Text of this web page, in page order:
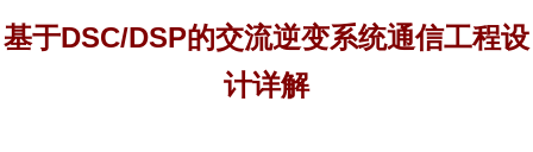
基于DSC/DSP的交流逆变系统通信工程设
计详解